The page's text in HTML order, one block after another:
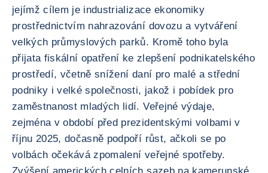
jejímž cílem je industrializace ekonomiky
prostřednictvím nahrazování dovozu a vytváření
velkých průmyslových parků. Kromě toho byla
přijata fiskální opatření ke zlepšení podnikatelského
prostředí, včetně snížení daní pro malé a střední
podniky i velké společnosti, jakož i pobídek pro
zaměstnanost mladých lidí. Veřejné výdaje,
zejména v období před prezidentskými volbami v
říjnu 2025, dočasně podpoří růst, ačkoli se po
volbách očekává zpomalení veřejné spotřeby.